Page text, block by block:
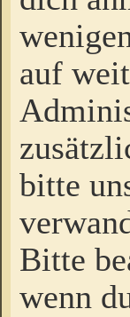
auf
bitte
Bitte
wenn